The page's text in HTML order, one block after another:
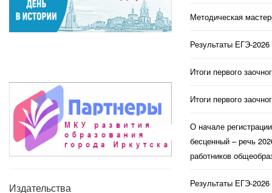
Издательства
Методическая
Результаты ЕГЭ-
Итоги первого
Итоги первого
О начале
бесценный – речь
работников
Результаты ЕГЭ-